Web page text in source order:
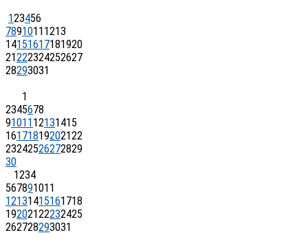
123456
7891011 1213
14151617181920
21222324252627
28293031
1
2345678
91011 12131415
16171819202122
23242526272829
30
1234
567891011
12131415161718
19202122232425
262728293031